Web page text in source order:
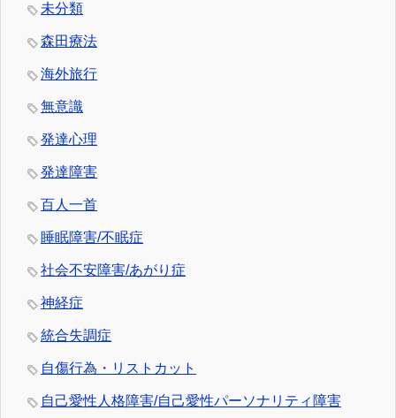
未分類
森田療法
海外旅行
無意識
発達心理
発達障害
百人一首
睡眠障害/不眠症
社会不安障害/あがり症
神経症
統合失調症
自傷行為・リストカット
自己愛性人格障害/自己愛性パーソナリティ障害